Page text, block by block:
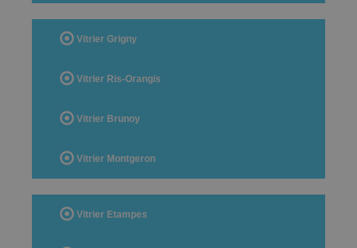
Vitrier Grigny
Vitrier Ris-Orangis
Vitrier Brunoy
Vitrier Montgeron
Vitrier Etampes